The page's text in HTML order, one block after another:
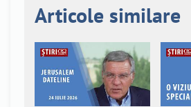
Articole similare